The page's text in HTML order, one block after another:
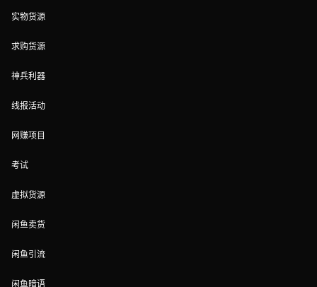
实物货源
求购货源
神兵利器
线报活动
网赚项目
考试
虚拟货源
闲鱼卖货
闲鱼引流
闲鱼暗语